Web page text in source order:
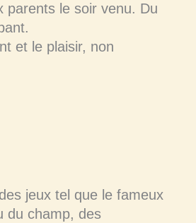
parents le soir venu. Du
et le plaisir, non
jeux tel que le fameux
du champ, des